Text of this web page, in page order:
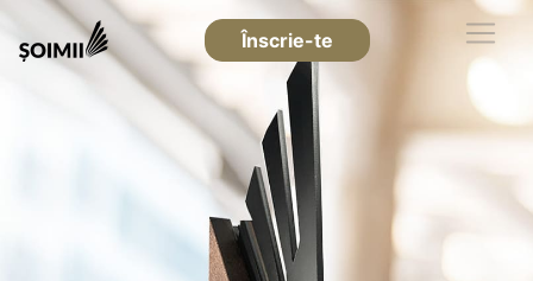
Înscrie-te